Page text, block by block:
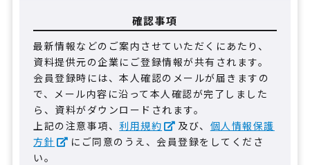
確認事項
最新情報などのご案内させていただくにあたり、
資料提供元の企業にご登録情報が共有されます。
会員登録時には、本人確認のメールが届きますの
で、メール内容に沿って本人確認が完了しました
ら、資料がダウンロードされます。
上記の注意事項、 利用規約 及び、 個人情報保護
方針
にご同意のうえ、会員登録をしてくださ
い。